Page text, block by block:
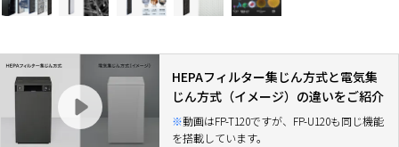
HEPAフィルター集じん方式と電気集
じん方式（イメージ）の違いをご紹介
動画はFP-T120ですが、FP-U120も同じ機能
を搭載しています。